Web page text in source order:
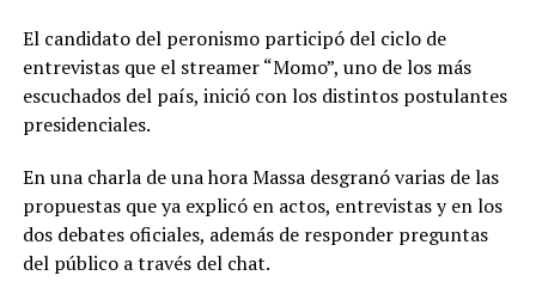
El candidato del peronismo participó del ciclo de
entrevistas que el streamer “Momo”, uno de los más
escuchados del país, inició con los distintos postulantes
presidenciales.
En una charla de una hora Massa desgranó varias de las
propuestas que ya explicó en actos, entrevistas y en los
dos debates oficiales, además de responder preguntas
del público a través del chat.